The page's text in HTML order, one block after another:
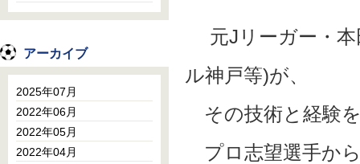
元Jリーガー・本
ル神戸等)が、
その技術と経験
プロ志望選手か
アーカイブ
2025年07月
2022年06月
2022年05月
2022年04月